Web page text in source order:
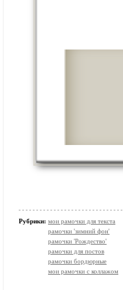
Рубрики: мои рамочки для текста
рамочки 'зимний фон'
рамочки 'Рождество'
рамочки для постов
рамочки бордюрные
мои рамочки с коллажом